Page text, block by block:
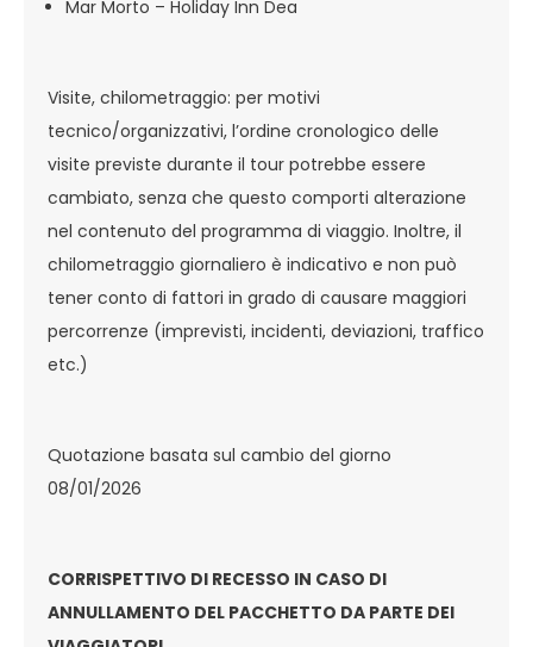
Mar Morto – Holiday Inn Dea
Visite, chilometraggio: per motivi
tecnico/organizzativi, l’ordine cronologico delle
visite previste durante il tour potrebbe essere
cambiato, senza che questo comporti alterazione
nel contenuto del programma di viaggio. Inoltre, il
chilometraggio giornaliero è indicativo e non può
tener conto di fattori in grado di causare maggiori
percorrenze (imprevisti, incidenti, deviazioni, traffico
etc.)
Quotazione basata sul cambio del giorno
08/01/2026
CORRISPETTIVO DI RECESSO IN CASO DI
ANNULLAMENTO DEL PACCHETTO DA PARTE DEI